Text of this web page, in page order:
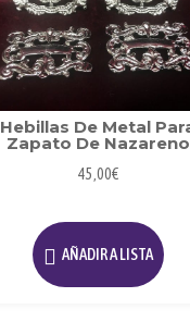
de
Hebillas De Metal
Zapato De Nazareno
45,00€
AÑADIR A LISTA